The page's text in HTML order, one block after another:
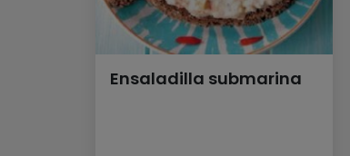
Ensaladilla submarina